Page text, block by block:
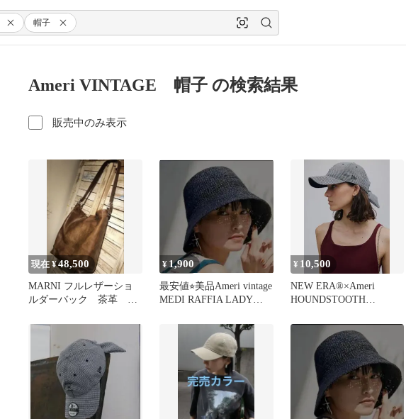
帽子
Ameri VINTAGE 帽子 の検索結果
販売中のみ表示
現在 ¥48,500
MARNI フルレザーショ
ルダーバック 茶革 イ
¥ 1,900
最安値⭐︎美品Ameri vintage
MEDI RAFFIA LADY
¥ 10,500
NEW ERA®×Ameri
HOUNDSTOOTH